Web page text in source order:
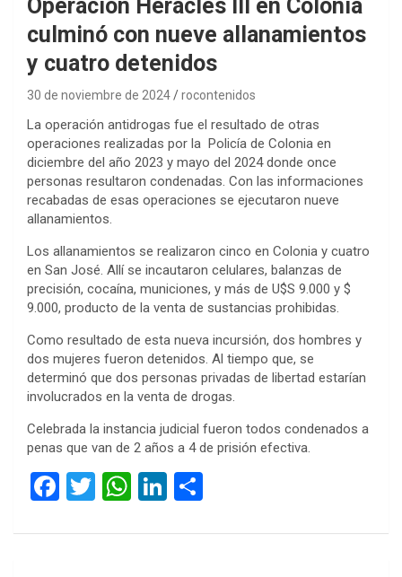
Operación Heracles III en Colonia
culminó con nueve allanamientos
y cuatro detenidos
30 de noviembre de 2024 rocontenidos
La operación antidrogas fue el resultado de otras
operaciones realizadas por la Policía de Colonia en
diciembre del año 2023 y mayo del 2024 donde once
personas resultaron condenadas. Con las informaciones
recabadas de esas operaciones se ejecutaron nueve
allanamientos.
Los allanamientos se realizaron cinco en Colonia y cuatro
en San José. Allí se incautaron celulares, balanzas de
precisión, cocaína, municiones, y más de U$S 9.000 y $
9.000, producto de la venta de sustancias prohibidas.
Como resultado de esta nueva incursión, dos hombres y
dos mujeres fueron detenidos. Al tiempo que, se
determinó que dos personas privadas de libertad estarían
involucrados en la venta de drogas.
Celebrada la instancia judicial fueron todos condenados a
penas que van de 2 años a 4 de prisión efectiva.
F
ce
T
tt
W
at
Li
ke m